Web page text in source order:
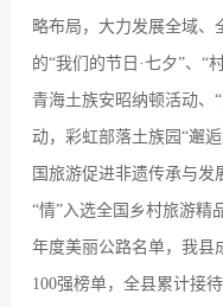
略布局，大力发展全域、
的“我们的节日 ·七夕”、 “
青海土族安昭纳顿活动、
动，彩虹部落土族园“邂
国旅游促进非遗传承与发
“情”入选全国乡村旅游精
年度美丽公路名单，我县
100强榜单，全县累计接